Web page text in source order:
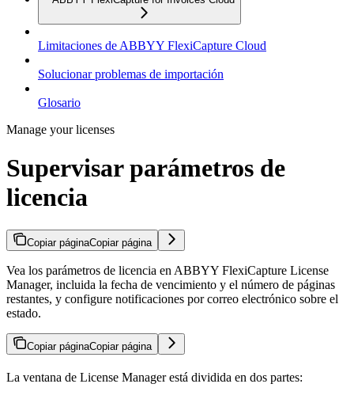
Limitaciones de ABBYY FlexiCapture Cloud
Solucionar problemas de importación
Glosario
Manage your licenses
Supervisar parámetros de
licencia
Copiar páginaCopiar página
Vea los parámetros de licencia en ABBYY FlexiCapture License
Manager, incluida la fecha de vencimiento y el número de páginas
restantes, y configure notificaciones por correo electrónico sobre el
estado.
Copiar páginaCopiar página
La ventana de License Manager está dividida en dos partes: